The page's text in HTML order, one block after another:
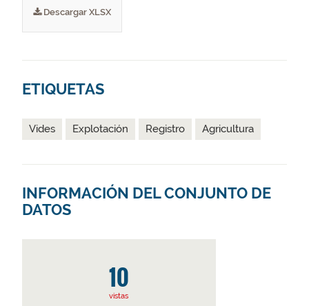
Descargar XLSX
ETIQUETAS
Vides Explotación Registro Agricultura
INFORMACIÓN DEL CONJUNTO DE
DATOS
10
vistas